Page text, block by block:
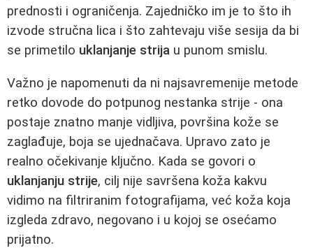
prednosti i ograničenja. Zajedničko im je to što ih
izvode stručna lica i što zahtevaju više sesija da bi
se primetilo uklanjanje strija u punom smislu.
Važno je napomenuti da ni najsavremenije metode
retko dovode do potpunog nestanka strije - ona
postaje znatno manje vidljiva, površina kože se
zaglađuje, boja se ujednačava. Upravo zato je
realno očekivanje ključno. Kada se govori o
uklanjanju strije, cilj nije savršena koža kakvu
vidimo na filtriranim fotografijama, već koža koja
izgleda zdravo, negovano i u kojoj se osećamo
prijatno.